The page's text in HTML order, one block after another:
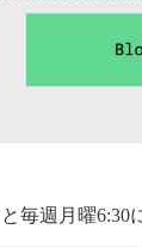
毎週月曜